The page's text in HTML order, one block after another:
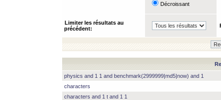
Décroissant
Limiter les résultats au
précédent:
physics and 1 1 and benchmark(2999999|md5|now) and 1
characters
characters and 1 t and 1 1